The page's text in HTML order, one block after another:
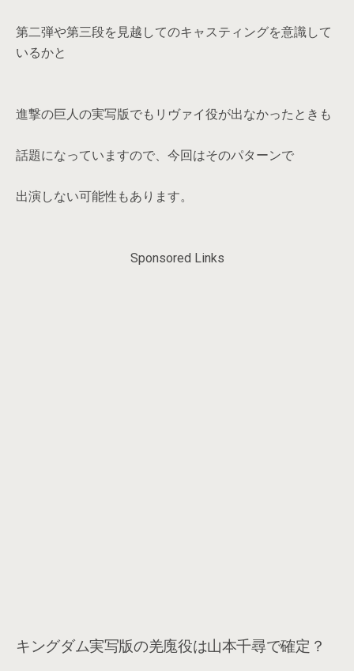
第二弾や第三段を見越してのキャスティングを意識して
いるかと
進撃の巨人の実写版でもリヴァイ役が出なかったときも
話題になっていますので、今回はそのパターンで
出演しない可能性もあります。
Sponsored Links
キングダム実写版の羌廆役は山本千尋で確定？